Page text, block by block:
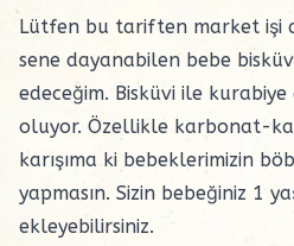
Lütfen bu tariften market işi
sene dayanabilen bebe
edeceğim. Bisküvi ile
oluyor. Özellikle karbonat-
karışıma ki bebeklerimizin
yapmasın. Sizin bebeğiniz 1
ekleyebilirsiniz.